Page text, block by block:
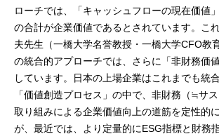
ローチでは、「キャッシュフローの現在価値
の合計が企業価値であるとされています。こ
夫先生（一橋大学名誉教授・一橋大学CFO教
の統合的アプローチでは、さらに「非財務価
しています。日本の上場企業はこれまでも統
「価値創造プロセス」の中で、非財務（≒サ
取り組みによる企業価値向上の道筋を定性的
が、最近では、より定量的にESG指標と財務